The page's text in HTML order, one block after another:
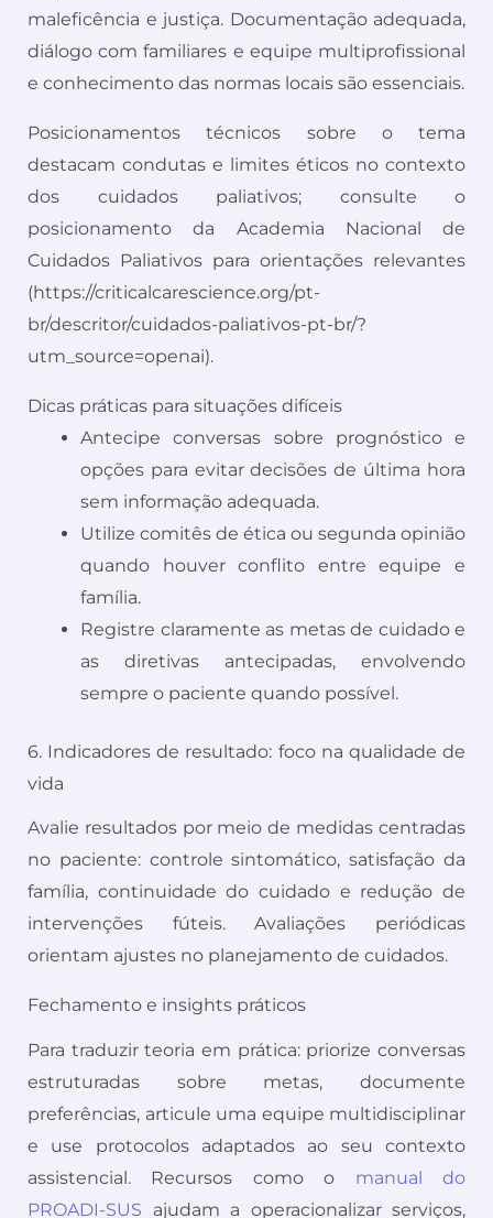
maleficência e justiça. Documentação adequada,
diálogo com familiares e equipe multiprofissional
e conhecimento das normas locais são essenciais.
Posicionamentos técnicos sobre o tema
destacam condutas e limites éticos no contexto
dos cuidados paliativos; consulte o
posicionamento da Academia Nacional de
Cuidados Paliativos para orientações relevantes
(https://criticalcarescience.org/pt-
br/descritor/cuidados-paliativos-pt-br/?
utm_source=openai).
Dicas práticas para situações difíceis
Antecipe conversas sobre prognóstico e
opções para evitar decisões de última hora
sem informação adequada.
Utilize comitês de ética ou segunda opinião
quando houver conflito entre equipe e
família.
Registre claramente as metas de cuidado e
as diretivas antecipadas, envolvendo
sempre o paciente quando possível.
6. Indicadores de resultado: foco na qualidade de
vida
Avalie resultados por meio de medidas centradas
no paciente: controle sintomático, satisfação da
família, continuidade do cuidado e redução de
intervenções fúteis. Avaliações periódicas
orientam ajustes no planejamento de cuidados.
Fechamento e insights práticos
Para traduzir teoria em prática: priorize conversas
estruturadas sobre metas, documente
preferências, articule uma equipe multidisciplinar
e use protocolos adaptados ao seu contexto
assistencial. Recursos como o manual do
PROADI-SUS ajudam a operacionalizar serviços,